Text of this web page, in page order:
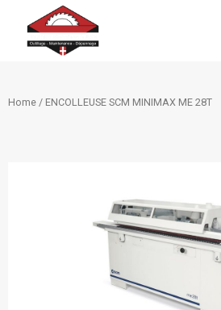
contenu
Home / ENCOLLEUSE SCM MINIMAX ME 28T